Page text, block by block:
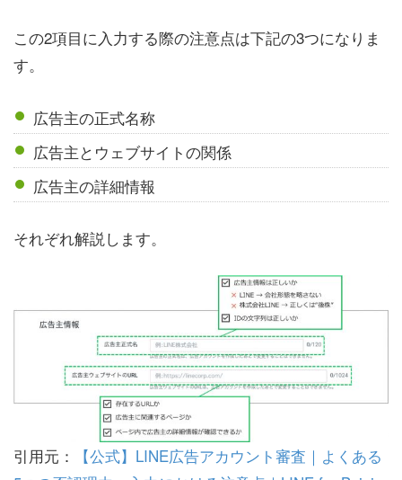
この2項目に入力する際の注意点は下記の3つになりま
す。
広告主の正式名称
広告主とウェブサイトの関係
広告主の詳細情報
それぞれ解説します。
引用元：
【公式】LINE広告アカウント審査｜よくある